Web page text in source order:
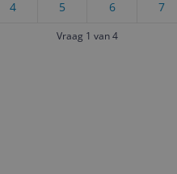
7
6
5
4
Vraag 1 van 4